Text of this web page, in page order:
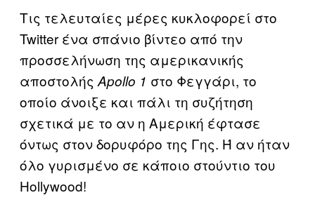
Τις τελευταίες μέρες κυκλοφορεί στο
Twitter ένα σπάνιο βίντεο από την
προσσελήνωση της αμερικανικής
αποστολής Apollo 1 στο Φεγγάρι, το
οποίο άνοιξε και πάλι τη συζήτηση
σχετικά με το αν η Αμερική έφτασε
όντως στον δορυφόρο της Γης. Ή αν ήταν
όλο γυρισμένο σε κάποιο στούντιο του
Hollywood!